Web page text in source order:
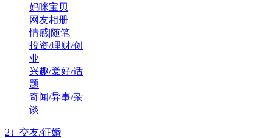
妈咪宝贝
网友相册
情感|随笔
投资/理财/创
业
兴趣/爱好/话
题
奇闻/异事/杂
谈
2）交友/征婚